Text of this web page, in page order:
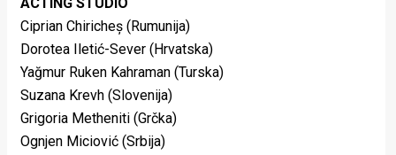
ACTING STUDIO
Ciprian Chiricheș (Rumunija)
Dorotea Iletić-Sever (Hrvatska)
Yağmur Ruken Kahraman (Turska)
Suzana Krevh (Slovenija)
Grigoria Metheniti (Grčka)
Ognjen Miciović (Srbija)